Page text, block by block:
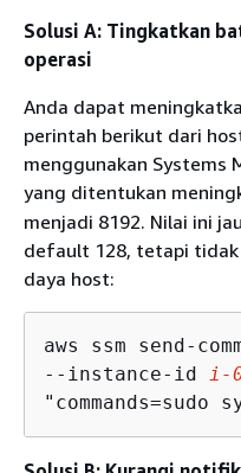
Solusi A: Tingkatkan
operasi
Anda dapat
perintah berikut dari
menggunakan Systems
yang ditentukan
menjadi 8192. Nilai ini
default 128, tetapi tidak
daya host:
aws ssm send-
--instance-id i-